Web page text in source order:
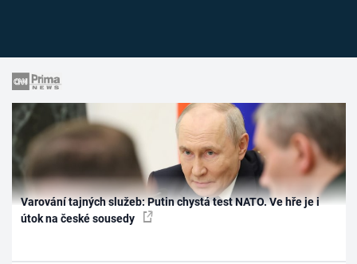
Varování tajných služeb: Putin chystá test NATO. Ve hře je i
útok na české sousedy